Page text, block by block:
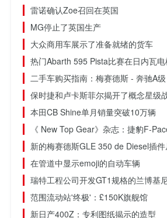
雷诺确认Zoe召回在英国
MG停止了英国生产
大众商用车展示了准备就绪的货车
热门Abarth 595 Pista比赛在日内瓦电
二手车购买指南：梅赛德斯 - 奔驰A级
保时捷和卢卡斯菲尔揭开了概念星级
本田CB Shine单月销量突破10万辆
《 New Top Gear》杂志：捷豹F-
新的梅赛德斯GLE 350 de Diesel插件
在管道中显示emoji的自动车辆
瑞特工程公司开发GT1规格的兰博基
范围流动站'终极'：£150K旗舰馆
新日产400Z：专利图纸揭示的造型